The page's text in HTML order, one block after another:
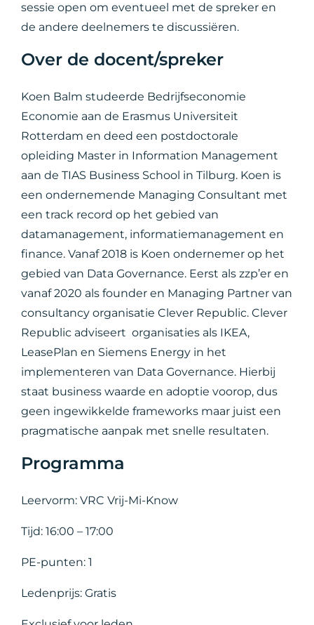
sessie open om eventueel met de spreker en
de andere deelnemers te discussiëren.
Over de docent/spreker
Koen Balm studeerde Bedrijfseconomie
Economie aan de Erasmus Universiteit
Rotterdam en deed een postdoctorale
opleiding Master in Information Management
aan de TIAS Business School in Tilburg. Koen is
een ondernemende Managing Consultant met
een track record op het gebied van
datamanagement, informatiemanagement en
finance. Vanaf 2018 is Koen ondernemer op het
gebied van Data Governance. Eerst als zzp’er en
vanaf 2020 als founder en Managing Partner van
consultancy organisatie Clever Republic. Clever
Republic adviseert organisaties als IKEA,
LeasePlan en Siemens Energy in het
implementeren van Data Governance. Hierbij
staat business waarde en adoptie voorop, dus
geen ingewikkelde frameworks maar juist een
pragmatische aanpak met snelle resultaten.
Programma
Leervorm: VRC Vrij-Mi-Know
Tijd: 16:00 – 17:00
PE-punten: 1
Ledenprijs: Gratis